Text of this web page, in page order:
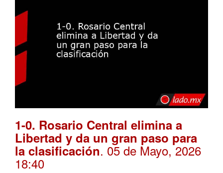
1-0. Rosario Central elimina a
Libertad y da un gran paso para
la clasificación. 05 de Mayo, 2026
18:40